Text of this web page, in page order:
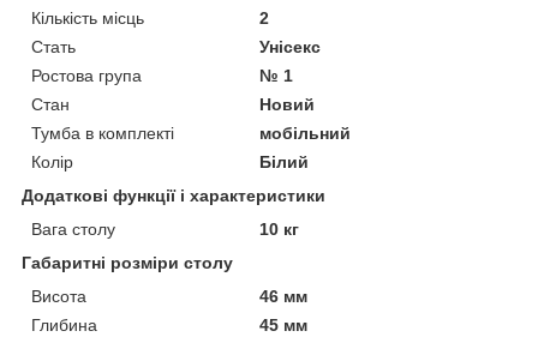
Кількість місць
2
Стать
Унісекс
Ростова група
№ 1
Стан
Новий
Тумба в комплекті
мобільний
Колір
Білий
Додаткові функції і характеристики
Вага столу
10 кг
Габаритні розміри столу
Висота
46 мм
Глибина
45 мм